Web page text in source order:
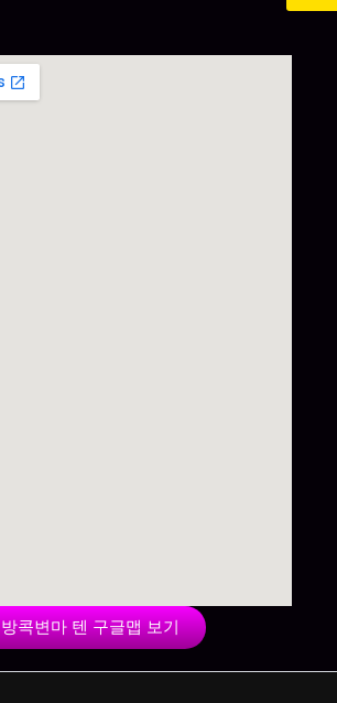
방콕변마 텐 구글맵 보기